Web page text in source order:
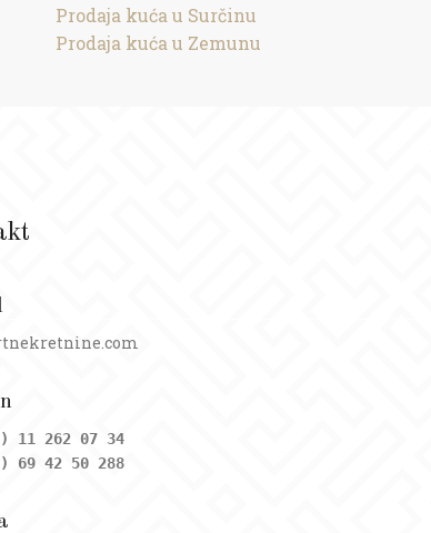
Prodaja kuća u Surčinu
Prodaja kuća u Zemunu
11 262 07 34
69 42 50 288